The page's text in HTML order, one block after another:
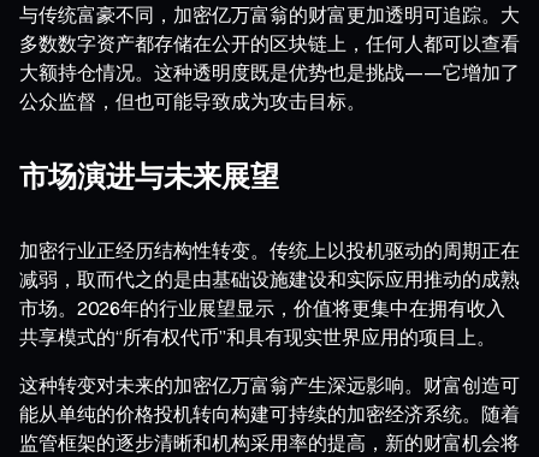
与传统富豪不同，加密亿万富翁的财富更加透明可追踪。大
多数数字资产都存储在公开的区块链上，任何人都可以查看
大额持仓情况。这种透明度既是优势也是挑战——它增加了
公众监督，但也可能导致成为攻击目标。
市场演进与未来展望
加密行业正经历结构性转变。传统上以投机驱动的周期正在
减弱，取而代之的是由基础设施建设和实际应用推动的成熟
市场。2026年的行业展望显示，价值将更集中在拥有收入
共享模式的“所有权代币”和具有现实世界应用的项目上。
这种转变对未来的加密亿万富翁产生深远影响。财富创造可
能从单纯的价格投机转向构建可持续的加密经济系统。随着
监管框架的逐步清晰和机构采用率的提高，新的财富机会将